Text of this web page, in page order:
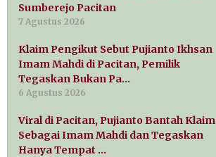
Sumberejo Pacitan
7 Agustus 2026
Klaim Pengikut Sebut Pujianto Ikhsan
Imam Mahdi di Pacitan, Pemilik
Tegaskan Bukan Pa…
6 Agustus 2026
Viral di Pacitan, Pujianto Bantah Klaim
Sebagai Imam Mahdi dan Tegaskan
Hanya Tempat …